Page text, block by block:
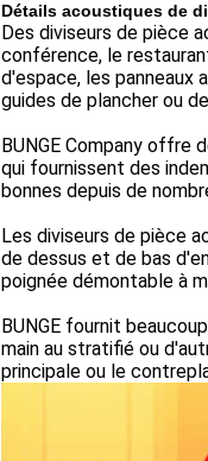
Détails acoustiques de
Des diviseurs de pièce
conférence, le
d'espace, les panneaux
guides de plancher ou
BUNGE Company offre
qui fournissent des
bonnes depuis de
Les diviseurs de pièce
de dessus et de bas
poignée démontable à
BUNGE fournit
main au stratifié ou
principale ou le